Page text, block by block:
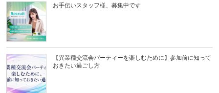
お手伝いスタッフ様、募集中です
【異業種交流会パーティーを楽しむために】参加前に知って
おきたい過ごし方